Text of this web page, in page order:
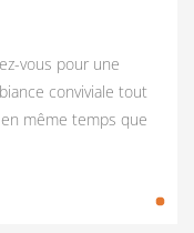
vous pour une
conviviale tout
même temps que